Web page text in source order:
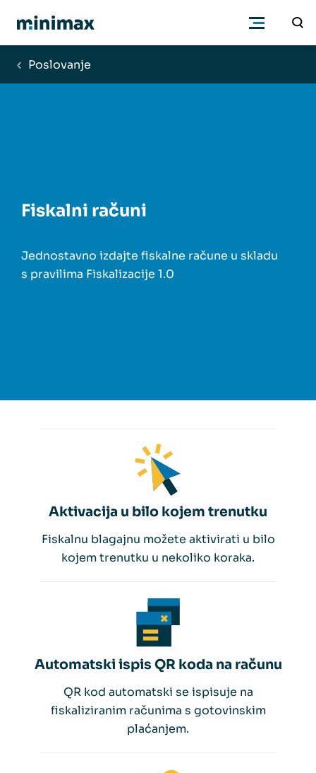
Poduzetnici
Cjenik
Podrška
Poslovanje
Fiskalni računi
Jednostavno izdajte fiskalne račune u skladu
s pravilima Fiskalizacije 1.0
Aktivacija u bilo kojem trenutku
Fiskalnu blagajnu možete aktivirati u bilo
kojem trenutku u nekoliko koraka.
Automatski ispis QR koda na računu
QR kod automatski se ispisuje na
fiskaliziranim računima s gotovinskim
plaćanjem.